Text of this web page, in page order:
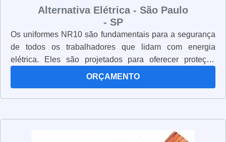
Alternativa Elétrica - São Paulo
- SP
Os uniformes NR10 são fundamentais para a segurança
de todos os trabalhadores que lidam com energia
elétrica. Eles são projetados para oferecer proteção
contra choques elétricos, queimaduras, riscos mecânicos
fabricados com materiais resistentes e duráveis, que
eles são projetados para serem fáceis de usar e manter.
Os uniformes NR10 são obrigatórios para todos os
ORÇAMENTO